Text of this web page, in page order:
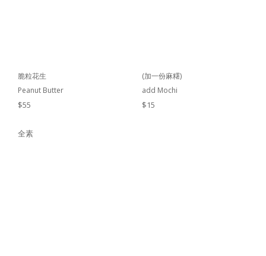
脆粒花生
Peanut Butter
$55
全素
(加一份麻糬)
add Mochi
$15